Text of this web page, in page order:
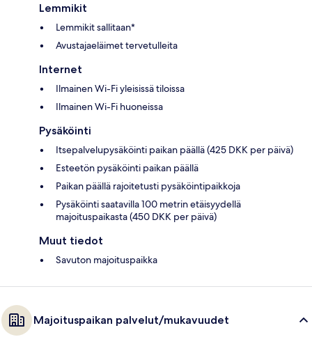
Lemmikit
Lemmikit sallitaan*
Avustajaeläimet tervetulleita
Internet
Ilmainen Wi-Fi yleisissä tiloissa
Ilmainen Wi-Fi huoneissa
Pysäköinti
Itsepalvelupysäköinti paikan päällä (425 DKK per päivä)
Esteetön pysäköinti paikan päällä
Paikan päällä rajoitetusti pysäköintipaikkoja
Pysäköinti saatavilla 100 metrin etäisyydellä
majoituspaikasta (450 DKK per päivä)
Muut tiedot
Savuton majoituspaikka
Majoituspaikan palvelut/mukavuudet